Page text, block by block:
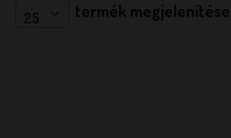
termék